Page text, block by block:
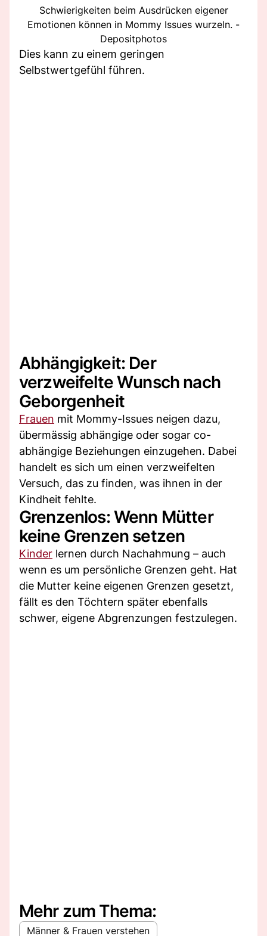
Schwierigkeiten beim Ausdrücken eigener
Emotionen können in Mommy Issues wurzeln. -
Depositphotos
Dies kann zu einem geringen
Selbstwertgefühl führen.
Abhängigkeit: Der
verzweifelte Wunsch nach
Geborgenheit
Frauen mit Mommy-Issues neigen dazu,
übermässig abhängige oder sogar co-
abhängige Beziehungen einzugehen. Dabei
handelt es sich um einen verzweifelten
Versuch, das zu finden, was ihnen in der
Kindheit fehlte.
Grenzenlos: Wenn Mütter
keine Grenzen setzen
Kinder lernen durch Nachahmung – auch
wenn es um persönliche Grenzen geht. Hat
die Mutter keine eigenen Grenzen gesetzt,
fällt es den Töchtern später ebenfalls
schwer, eigene Abgrenzungen festzulegen.
Mehr zum Thema:
Männer & Frauen verstehen